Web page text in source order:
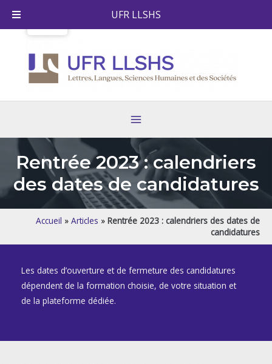
Menu
Rentrée 2023 : calendriers
des dates de candidatures​
Accueil » Articles » Rentrée 2023 : calendriers des dates de
candidatures​
Les dates d’ouverture et de fermeture des candidatures
dépendent de la formation choisie, de votre situation et
de la plateforme dédiée.
UFR LLSHS